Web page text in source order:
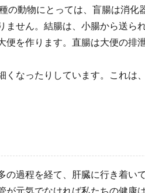
の動物にとっては、盲腸は消化
ません。結腸は、小腸から送ら
を作ります。直腸は大便の排
なったりしています。これは
過程を経て、肝臓に行き着い
元気でなければ私たちの健康